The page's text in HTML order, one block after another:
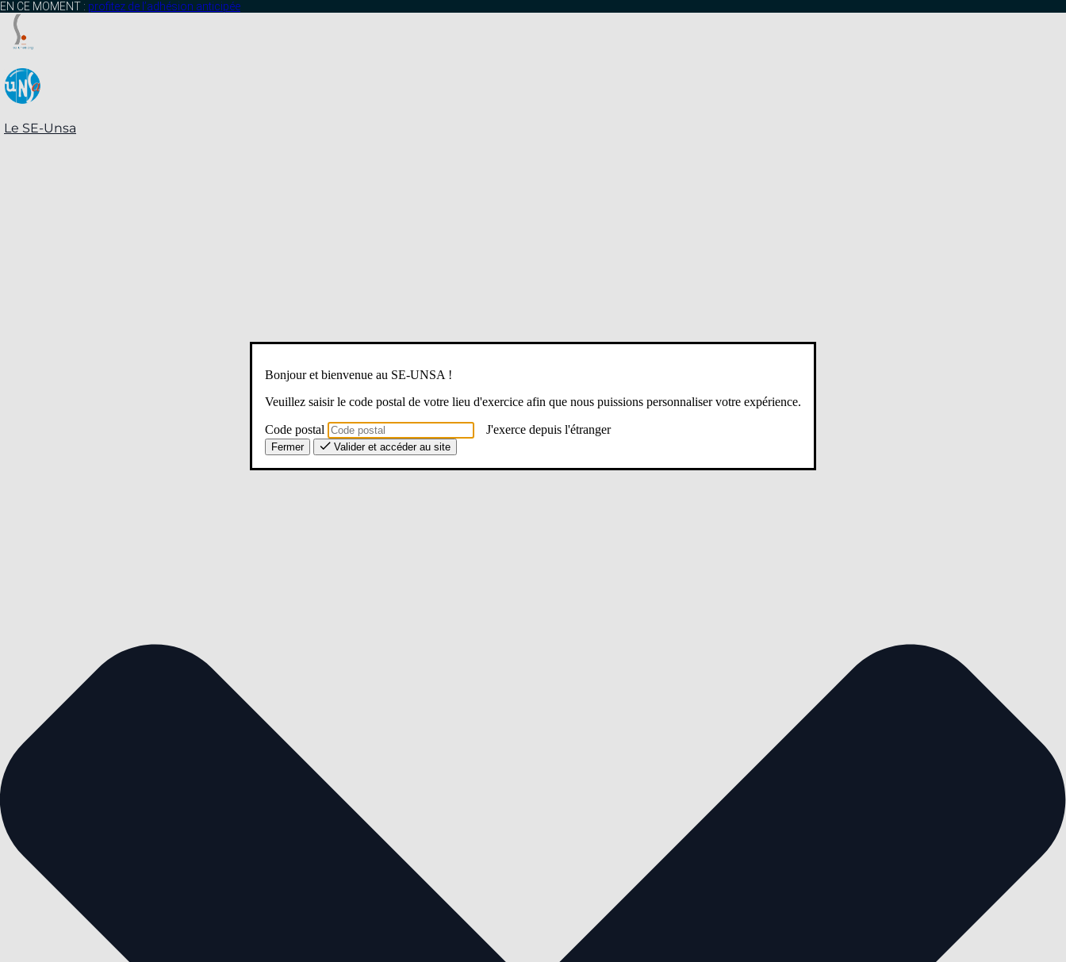
principal
EN CE MOMENT : profitez de l’adhésion anticipée
Le SE-Unsa
Bonjour et bienvenue au SE-UNSA !
Veuillez saisir le code postal de votre lieu d'exercice afin que nous puissions personnaliser votre expérience.
Code postal J'exerce depuis l'étranger
Fermer Valider et accéder au site